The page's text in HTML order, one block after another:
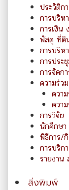
ประวัติก
การบริห
การเงิน
พัสดุ ที่ดิ
การบริห
การประ
การจัดก
ความร่ว
ควา
ควา
การวิจัย
นักศึกษา
พิธีการ/
การบริก
รายงาน
สิ่งพิมพ์